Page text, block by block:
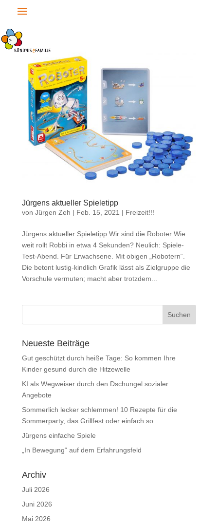
Jürgens aktueller Spieletipp
von Jürgen Zeh | Feb. 15, 2021 | Freizeit!!!
Jürgens aktueller Spieletipp Wir sind die Roboter Wie
weit rollt Robbi in etwa 4 Sekunden? Neulich: Spiele-
Test-Abend. Für Erwachsene. Mit obigen „Robotern“.
Die betont lustig-kindlich Grafik lässt als Zielgruppe die
Vorschule vermuten; macht aber trotzdem...
Neueste Beiträge
Gut geschützt durch heiße Tage: So kommen Ihre
Kinder gesund durch die Hitzewelle
KI als Wegweiser durch den Dschungel sozialer
Angebote
Sommerlich lecker schlemmen! 10 Rezepte für die
Sommerparty, das Grillfest oder einfach so
Jürgens einfache Spiele
„In Bewegung“ auf dem Erfahrungsfeld
Archiv
Juli 2026
Juni 2026
Mai 2026